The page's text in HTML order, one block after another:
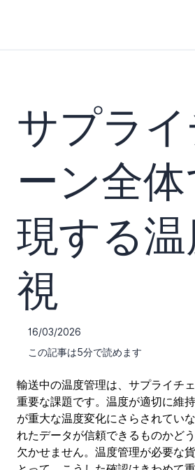
サプラ
ーン全
現する
視
この記事は5分で読めます
16/03/2026
輸送中の温度管理は、サプライチ
重要な課題です。温度が適切に維
が重大な温度変化にさらされてい
れたデータが信頼できるものかど
欠かせません。温度管理が必要な